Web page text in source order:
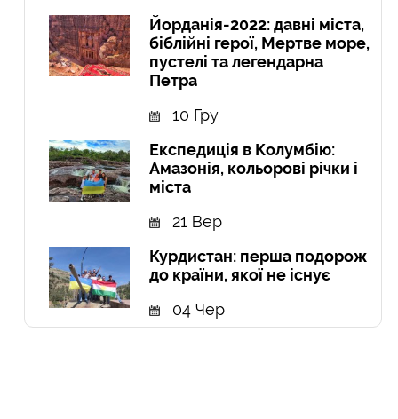
Йорданія-2022: давні міста,
біблійні герої, Мертве море,
пустелі та легендарна
Петра
10 Гру
Експедиція в Колумбію:
Амазонія, кольорові річки і
міста
21 Вер
Курдистан: перша подорож
до країни, якої не існує
04 Чер